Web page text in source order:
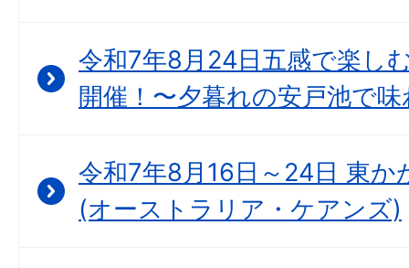
令和7年8月24日五感で楽し
開催！〜夕暮れの安戸池で
令和7年8月16日～24日 東か
(オーストラリア・ケアンズ)